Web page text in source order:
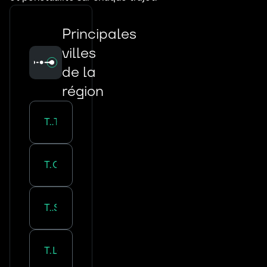
Principales
villes
de la
région
Transport routier :
Transport routier :
Transport routier :
Transport routier :